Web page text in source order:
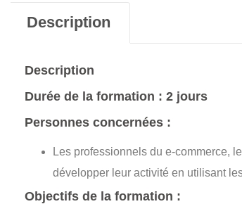
Description
Description
Durée de la formation : 2 jours
Personnes concernées :
Les professionnels du e-commerce,
développer leur activité en utilisant
Objectifs de la formation :